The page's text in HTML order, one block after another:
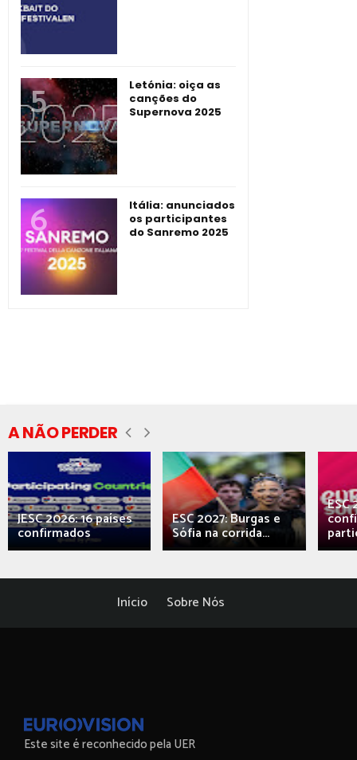
Letónia: oiça as
canções do
Supernova 2025
Itália: anunciados
os participantes
do Sanremo 2025
A NÃO PERDER
JESC 2026: 16 países
confirmados
ESC 2027: Burgas e
Sófia na corrida...
ESC
Início Sobre Nós
Este site é reconhecido pela UER